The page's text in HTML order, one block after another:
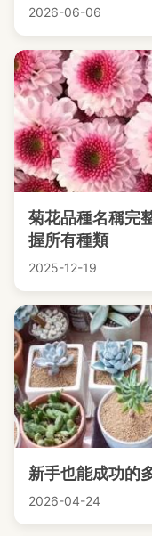
2026-06-06
菊花品種名稱完
握所有種類
2025-12-19
新手也能成功的
2026-04-24